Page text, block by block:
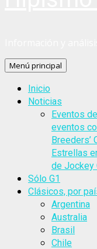
Menú principal
Inicio
Noticias
Eventos
eventos
Breeders’
Estrellas
de Jockey
Sólo G1
Clásicos, por
Argentina
Australia
Brasil
Chile